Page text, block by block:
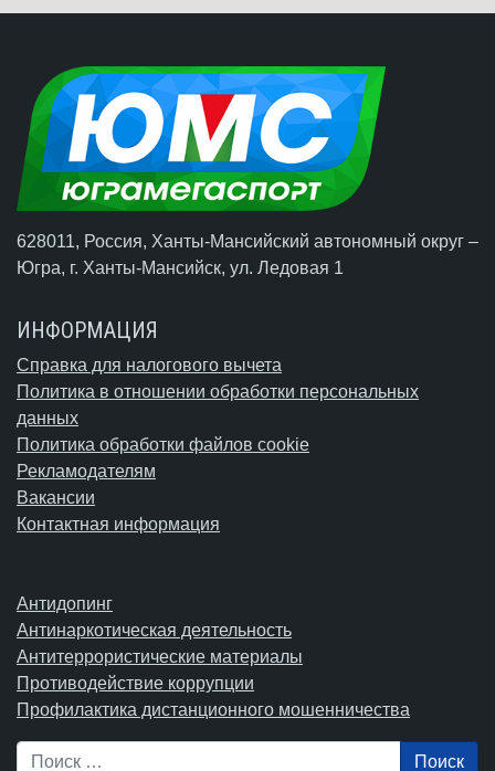
628011, Россия, Ханты-Мансийский автономный округ –
Югра, г. Ханты-Мансийск, ул. Ледовая 1
ИНФОРМАЦИЯ
Справка для налогового вычета
Политика в отношении обработки персональных
данных
Политика обработки файлов cookie
Рекламодателям
Вакансии
Контактная информация
Антидопинг
Антинаркотическая деятельность
Антитеррористические материалы
Противодействие коррупции
Профилактика дистанционного мошенничества
Поиск